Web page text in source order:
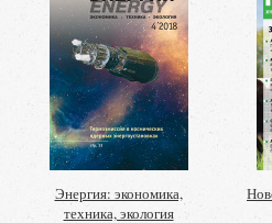
Энергия: экономика,
техника, экология